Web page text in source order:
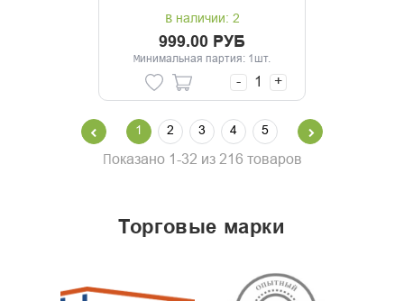
В наличии: 2
999.00 РУБ
Минимальная партия: 1шт.
- +
1 2 3 4 5
Показано 1-32 из 216 товаров
торговые марки